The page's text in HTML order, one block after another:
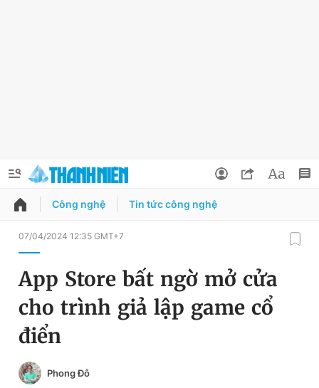
QUẢNG CÁO ĐẶT BÁO
Chuyên mục
Chuyên mục khác
Chào ngày mới
Đổi mật khẩu
Tin đã lưu
Công nghệ Tin tức công nghệ
07/04/2024 12:35 GMT+7
App Store bất ngờ mở cửa
cho trình giả lập game cổ
điển
Phong Đỗ